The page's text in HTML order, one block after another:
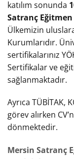
katılım sonunda
Satranç Eğitmen
Ülkemizin
Kurumlarıdır.
sertifikalarınız
Sertifikalar ve
sağlanmaktadır.
Ayrıca TÜBİTAK,
görev alırken
dönmektedir.
Mersin Satranç